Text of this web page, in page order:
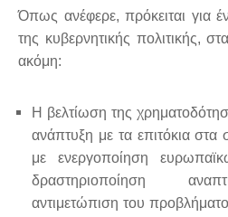
Όπως ανέφερε, πρόκειται για
της κυβερνητικής πολιτικής,
ακόμη:
Η βελτίωση της
ανάπτυξη με τα επιτόκια στα
με ενεργοποίηση
δραστηριοποίηση
αντιμετώπιση του